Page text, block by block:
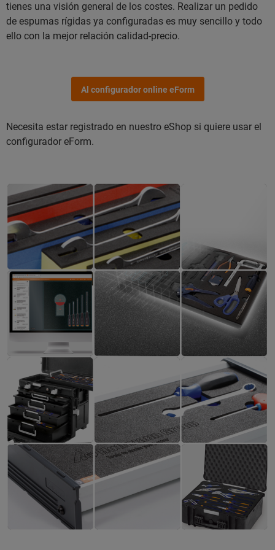
tienes una visión general de los costes. Realizar un pedido
de espumas rígidas ya configuradas es muy sencillo y todo
ello con la mejor relación calidad-precio.
Al configurador online eForm
Necesita estar registrado en nuestro eShop si quiere usar el
configurador eForm.